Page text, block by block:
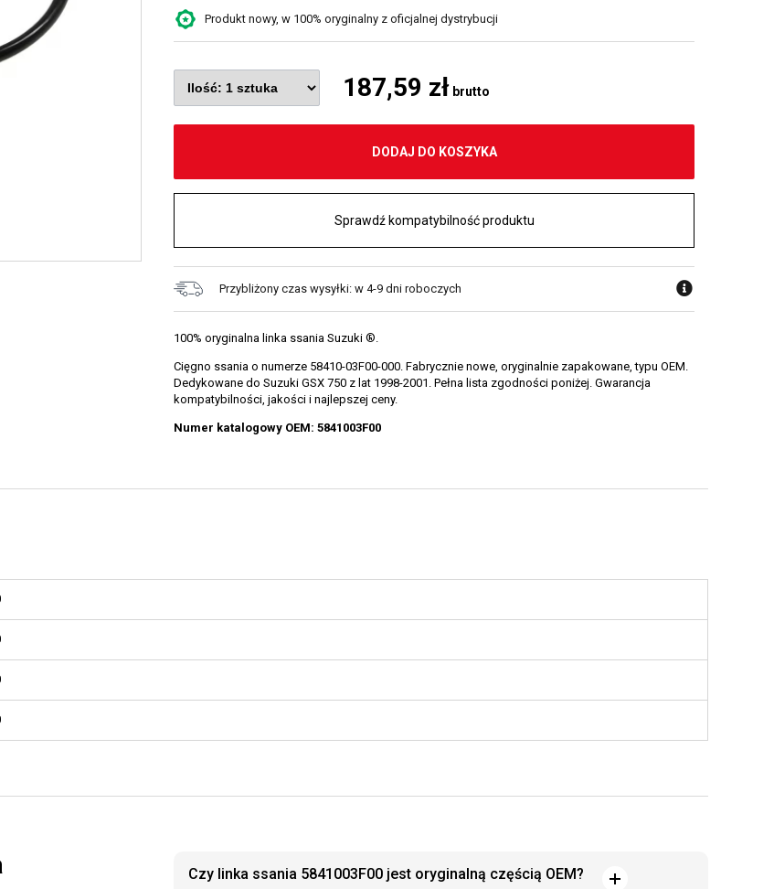
Produkt nowy, w 100% oryginalny z oficjalnej dystrybucji
187,59 zł brutto
DODAJ DO KOSZYKA
Sprawdź kompatybilność produktu
Przybliżony czas wysyłki: w 4-9 dni roboczych
100% oryginalna linka ssania Suzuki ®.
Cięgno ssania o numerze 58410-03F00-000. Fabrycznie nowe, oryginalnie zapakowane, typu OEM.
Dedykowane do Suzuki GSX 750 z lat 1998-2001. Pełna lista zgodności poniżej. Gwarancja
kompatybilności, jakości i najlepszej ceny.
Numer katalogowy OEM: 5841003F00
Czy linka ssania 5841003F00 jest oryginalną częścią OEM?